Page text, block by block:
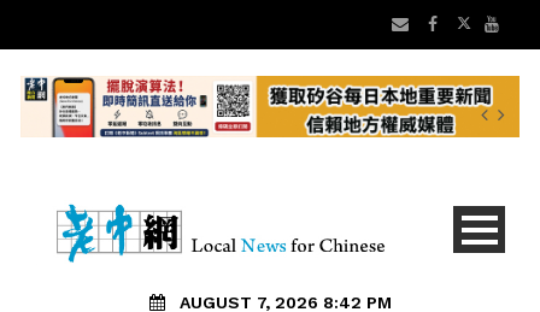
AUGUST 7, 2026 8:42 PM